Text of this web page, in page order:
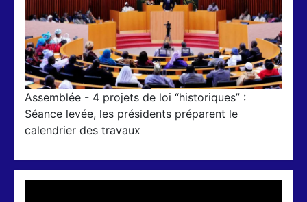
Assemblée - 4 projets de loi “historiques” :
Séance levée, les présidents préparent le
calendrier des travaux